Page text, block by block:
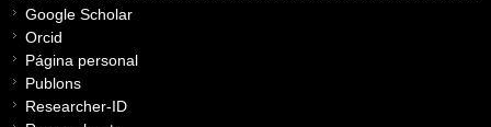
Google Scholar
Orcid
Página personal
Publons
Researcher-ID